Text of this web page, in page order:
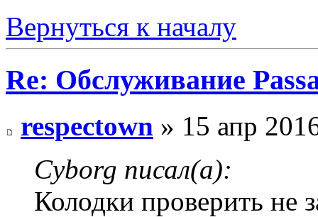
Вернуться к началу
Re: Обслуживание
respectown » 15 апр
Cyborg писал(а):
Колодки проверить не